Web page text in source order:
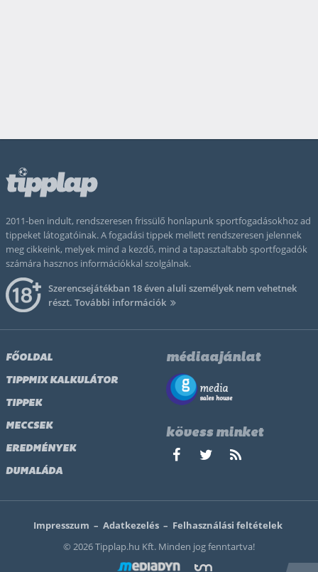
2011-ben indult, rendszeresen frissülő honlapunk sportfogadásokhoz ad
tippeket látogatóinak. A fogadási tippek mellett rendszeresen jelennek
meg cikkeink, melyek mind a kezdő, mind a tapasztaltabb sportfogadók
számára hasznos információkkal szolgálnak.
Szerencsejátékban 18 éven aluli személyek nem vehetnek
részt. További információk
FŐOLDAL
TIPPMIX KALKULÁTOR
TIPPEK
MECCSEK
EREDMÉNYEK
DUMALÁDA
médiaajánlat
kövess minket
Impresszum – Adatkezelés – Felhasználási feltételek
© 2026 Tipplap.hu Kft. Minden jog fenntartva!